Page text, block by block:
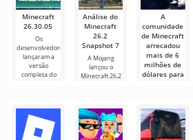
Minecraft
26.30.05
Os
desenvolvedores
lançaram a
versão
completa do
Análise do
Minecraft
26.2
Snapshot 7
A Mojang
lançou o
Minecraft 26.2
A
comunidade
de Minecraft
arrecadou
mais de 6
milhões de
dólares para
uma vez
provou sua
força